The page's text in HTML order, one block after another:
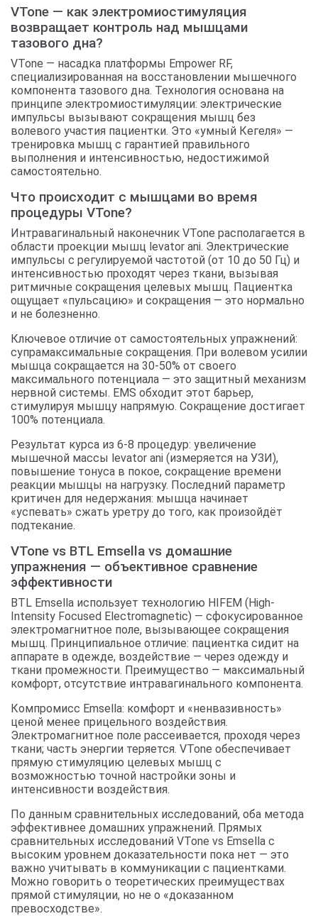
VTone — как электромиостимуляция
возвращает контроль над мышцами
тазового дна?
VTone — насадка платформы Empower RF,
специализированная на восстановлении мышечного
компонента тазового дна. Технология основана на
принципе электромиостимуляции: электрические
импульсы вызывают сокращения мышц без
волевого участия пациентки. Это «умный Кегеля» —
тренировка мышц с гарантией правильного
выполнения и интенсивностью, недостижимой
самостоятельно.
Что происходит с мышцами во время
процедуры VTone?
Интравагинальный наконечник VTone располагается в
области проекции мышц levator ani. Электрические
импульсы с регулируемой частотой (от 10 до 50 Гц) и
интенсивностью проходят через ткани, вызывая
ритмичные сокращения целевых мышц. Пациентка
ощущает «пульсацию» и сокращения — это нормально
и не болезненно.
Ключевое отличие от самостоятельных упражнений:
супрамаксимальные сокращения. При волевом усилии
мышца сокращается на 30-50% от своего
максимального потенциала — это защитный механизм
нервной системы. EMS обходит этот барьер,
стимулируя мышцу напрямую. Сокращение достигает
100% потенциала.
Результат курса из 6-8 процедур: увеличение
мышечной массы levator ani (измеряется на УЗИ),
повышение тонуса в покое, сокращение времени
реакции мышцы на нагрузку. Последний параметр
критичен для недержания: мышца начинает
«успевать» сжать уретру до того, как произойдёт
подтекание.
VTone vs BTL Emsella vs домашние
упражнения — объективное сравнение
эффективности
BTL Emsella использует технологию HIFEM (High-
Intensity Focused Electromagnetic) — сфокусированное
электромагнитное поле, вызывающее сокращения
мышц. Принципиальное отличие: пациентка сидит на
аппарате в одежде, воздействие — через одежду и
ткани промежности. Преимущество — максимальный
комфорт, отсутствие интравагинального компонента.
Компромисс Emsella: комфорт и «ненвазивность»
ценой менее прицельного воздействия.
Электромагнитное поле рассеивается, проходя через
ткани; часть энергии теряется. VTone обеспечивает
прямую стимуляцию целевых мышц с
возможностью точной настройки зоны и
интенсивности воздействия.
По данным сравнительных исследований, оба метода
эффективнее домашних упражнений. Прямых
сравнительных исследований VTone vs Emsella с
высоким уровнем доказательности пока нет — это
важно учитывать в коммуникации с пациентками.
Можно говорить о теоретических преимуществах
прямой стимуляции, но не о «доказанном
превосходстве».